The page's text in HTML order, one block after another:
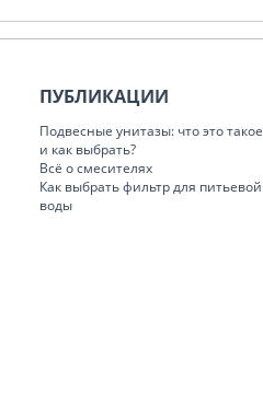
ПУБЛИКАЦИИ
Подвесные унитазы: что это такое
и как выбрать?
Всё о смесителях
Как выбрать фильтр для питьевой
воды